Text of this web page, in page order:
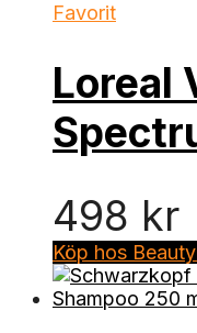
Favorit
Loreal
498 kr
Köp hos